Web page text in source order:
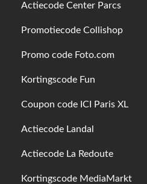
Actiecode Center Parcs
Promotiecode Collishop
Promo code Foto.com
Kortingscode Fun
Coupon code ICI Paris XL
Actiecode Landal
Actiecode La Redoute
Kortingscode MediaMarkt